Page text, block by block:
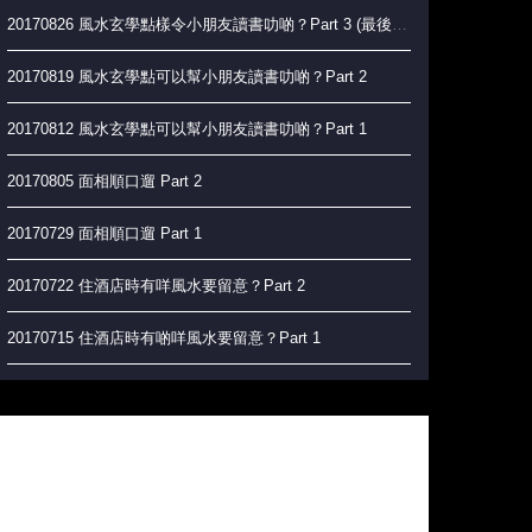
20170826 風水玄學點樣令小朋友讀書叻啲？Part 3 (最後一集）
20170819 風水玄學點可以幫小朋友讀書叻啲？Part 2
20170812 風水玄學點可以幫小朋友讀書叻啲？Part 1
20170805 面相順口遛 Part 2
20170729 面相順口遛 Part 1
20170722 住酒店時有咩風水要留意？Part 2
20170715 住酒店時有啲咩風水要留意？Part 1